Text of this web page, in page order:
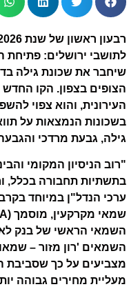
לתושבי ירושלים: פתיחת
שיחבר את שכונת גילה
הצופים בצפון. הקו החדש
העירונית, והוא צפוי
בשכונות הנמצאות על
גילה, גבעת מרדכי
"רוב הניסיון המקומי
בתשתיות תחבורה בכלל,
ערכי הנדל"ן במיוחד
השמאי הראשי של בנק
השמאים 'רון מזור –
מצביעים על כך שסביבת